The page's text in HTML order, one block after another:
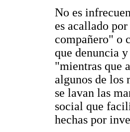
No es
es acallado
compañero" o
que denuncia
"mientras que
algunos de los
se lavan las
social que
hechas por